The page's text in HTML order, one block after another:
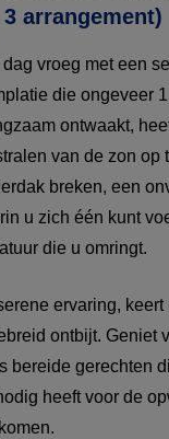
arrangement)
vroeg met een
die ongeveer
ontwaakt,
van de zon op
breken, een
u zich één kunt
die u omringt.
ervaring, keert
ontbijt. Geniet
bereide gerechten
heeft voor de